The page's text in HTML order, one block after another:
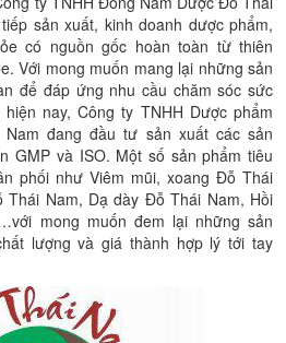
sản xuất, kinh doanh dược phẩm,
có nguồn gốc hoàn toàn từ thiên
Với mong muốn mang lại những sản
để đáp ứng nhu cầu chăm sóc sức
nay, Công ty TNHH Dược phẩm
đang đầu tư sản xuất các sản
GMP và ISO. Một số sản phẩm tiêu
phối như Viêm mũi, xoang Đỗ Thái
Thái Nam, Dạ dày Đỗ Thái Nam, Hồi
mong muốn đem lại những sản
lượng và giá thành hợp lý tới tay